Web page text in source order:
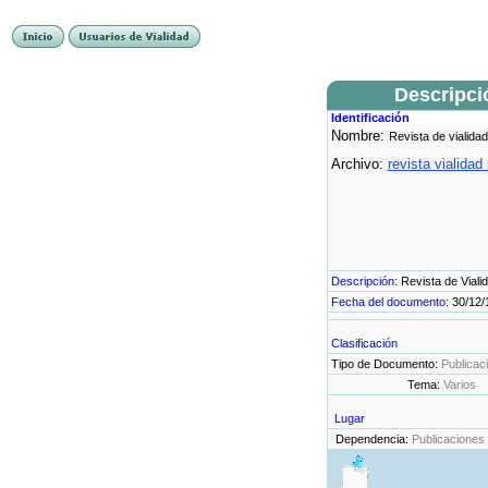
Identificación
Nombre: Revista de
Archivo: revista vialidad
Descripción: Revista de
Fecha del documento: 30/12/
Clasificación
Tipo de Documento:
Tema: Varios
Lugar
Dependencia: Publicaciones